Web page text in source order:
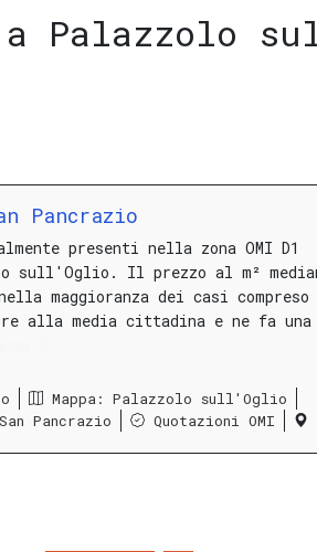
Palazzolo
Pancrazio
presenti nella zona OMI D1
sull'Oglio.
Il prezzo al m²
maggioranza dei casi
alla media cittadina e ne fa una
Mappa: Palazzolo sull'Oglio
Pancrazio Quotazioni OMI